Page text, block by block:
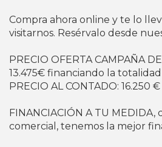
Compra ahora online y te lo
visitarnos. Resérvalo desde
PRECIO OFERTA CAMPAÑA
13.475€ financiando la totalidad
PRECIO AL CONTADO: 16.250 €
FINANCIACIÓN A TU
comercial, tenemos la mejor